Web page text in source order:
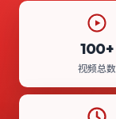
100+
视频总数